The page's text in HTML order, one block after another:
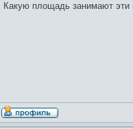
Какую площадь занимают эти